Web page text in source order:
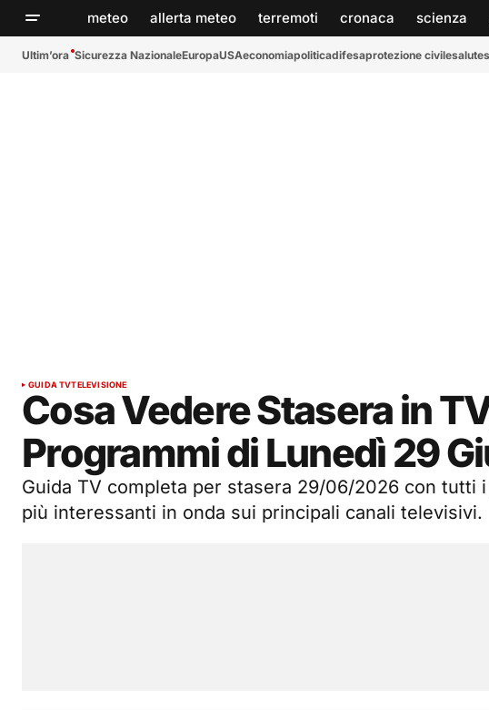
meteo allerta meteo terremoti cronaca scienza
Ultim’ora Sicurezza NazionaleEuropaUSAeconomiapoliticadifesaprotezione civilesalute
GUIDA TVTELEVISIONE
Cosa Vedere Stasera in
Programmi di Lunedì 29
Guida TV completa per stasera 29/06/2026 con tutti
più interessanti in onda sui principali canali televisivi.